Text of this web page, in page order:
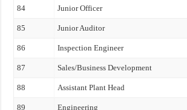
84 Junior Officer
85 Junior Auditor
86 Inspection Engineer
87 Sales/Business Development
88 Assistant Plant Head
89 Engineering